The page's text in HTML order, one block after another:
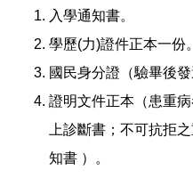
入學通知書。
學歷(力)證件正本一份。
國民身分證（驗畢後發
證明文件正本（患重
上診斷書；不可抗拒
知書 ）。